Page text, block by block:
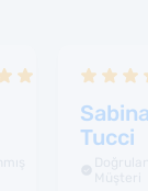
Tucci